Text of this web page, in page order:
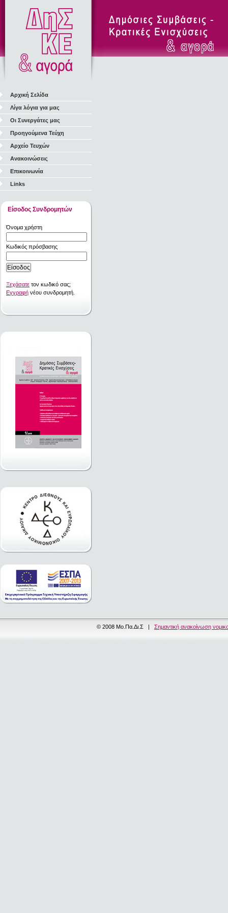
Αρχική Σελίδα
Λίγα λόγια για μας
Οι Συνεργάτες μας
Προηγούμενα Τεύχη
Αρχείο Τευχών
Ανακοινώσεις
Επικοινωνία
Links
Είσοδος Συνδρομητών
Όνομα χρήστη
Κωδικός πρόσβασης
Ξεχάσατε τον κωδικό σας;
Εγγραφή νέου συνδρομητή.
© 2008 Μο.Πα.Δι.Σ | Σημαντική ανακοίνωση